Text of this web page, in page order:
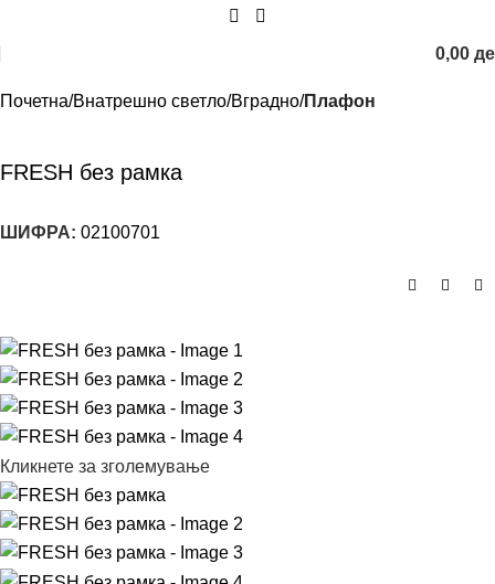
0,00
Почетна Внатрешно светло Вградно Плафон
FRESH без рамка
ШИФРА: 02100701
Кликнете за зголемување